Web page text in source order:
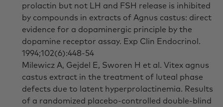
prolactin but not LH and FSH release is inhibited
by compounds in extracts of Agnus castus: direct
evidence for a dopaminergic principle by the
dopamine receptor assay. Exp Clin Endocrinol.
1994;102(6):448-54
Milewicz A, Gejdel E, Sworen H et al. Vitex agnus
castus extract in the treatment of luteal phase
defects due to latent hyperprolactinemia. Results
of a randomized placebo-controlled double-blind